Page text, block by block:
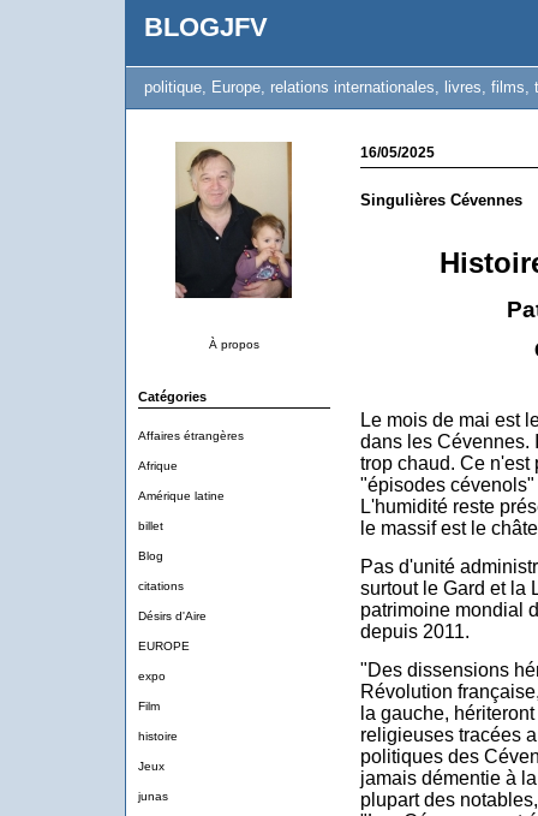
BLOGJFV
politique, Europe, relations internationales, livres, films,
À propos
Catégories
Affaires étrangères
Afrique
Amérique latine
billet
Blog
citations
Désirs d'Aire
EUROPE
expo
Film
histoire
Jeux
junas
16/05/2025
Singulières Cévennes
Le mois de mai est
dans les Cévennes.
trop chaud. Ce n'est
"épisodes
L'humidité reste
le massif est le
Pas d'unité
surtout le Gard et la
patrimoine mondial
depuis 2011.
"Des dissensions
Révolution
la gauche,
religieuses tracées
politiques des
jamais démentie à
plupart des